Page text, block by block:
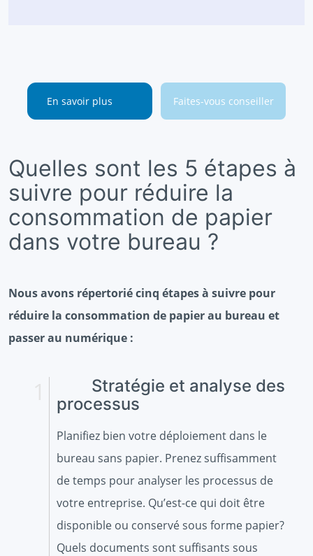
En savoir plus Faites-vous conseiller
Quelles sont les 5 étapes à
suivre pour réduire la
consommation de papier
dans votre bureau ?
Nous avons répertorié cinq étapes à suivre pour
réduire la consommation de papier au bureau et
passer au numérique :
Stratégie et analyse des
processus
Planifiez bien votre déploiement dans le
bureau sans papier. Prenez suffisamment
de temps pour analyser les processus de
votre entreprise. Qu’est-ce qui doit être
disponible ou conservé sous forme papier?
Quels documents sont suffisants sous